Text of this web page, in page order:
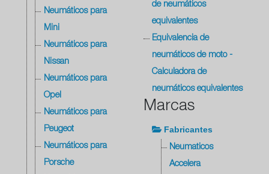
Neumáticos para
Mini
Neumáticos para
Nissan
Neumáticos para
Opel
Neumáticos para
Peugeot
Neumáticos para
Porsche
de neumáticos
equivalentes
Equivalencia de
neumáticos de moto -
Calculadora de
neumáticos equivalentes
Marcas
Fabricantes
Neumaticos
Accelera